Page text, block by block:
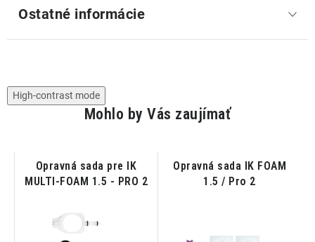
Ostatné informácie
High-contrast mode
Mohlo by Vás zaujímať
Opravná sada pre IK
MULTI-FOAM 1.5 - PRO 2
Opravná sada IK FOAM
1.5 / Pro 2